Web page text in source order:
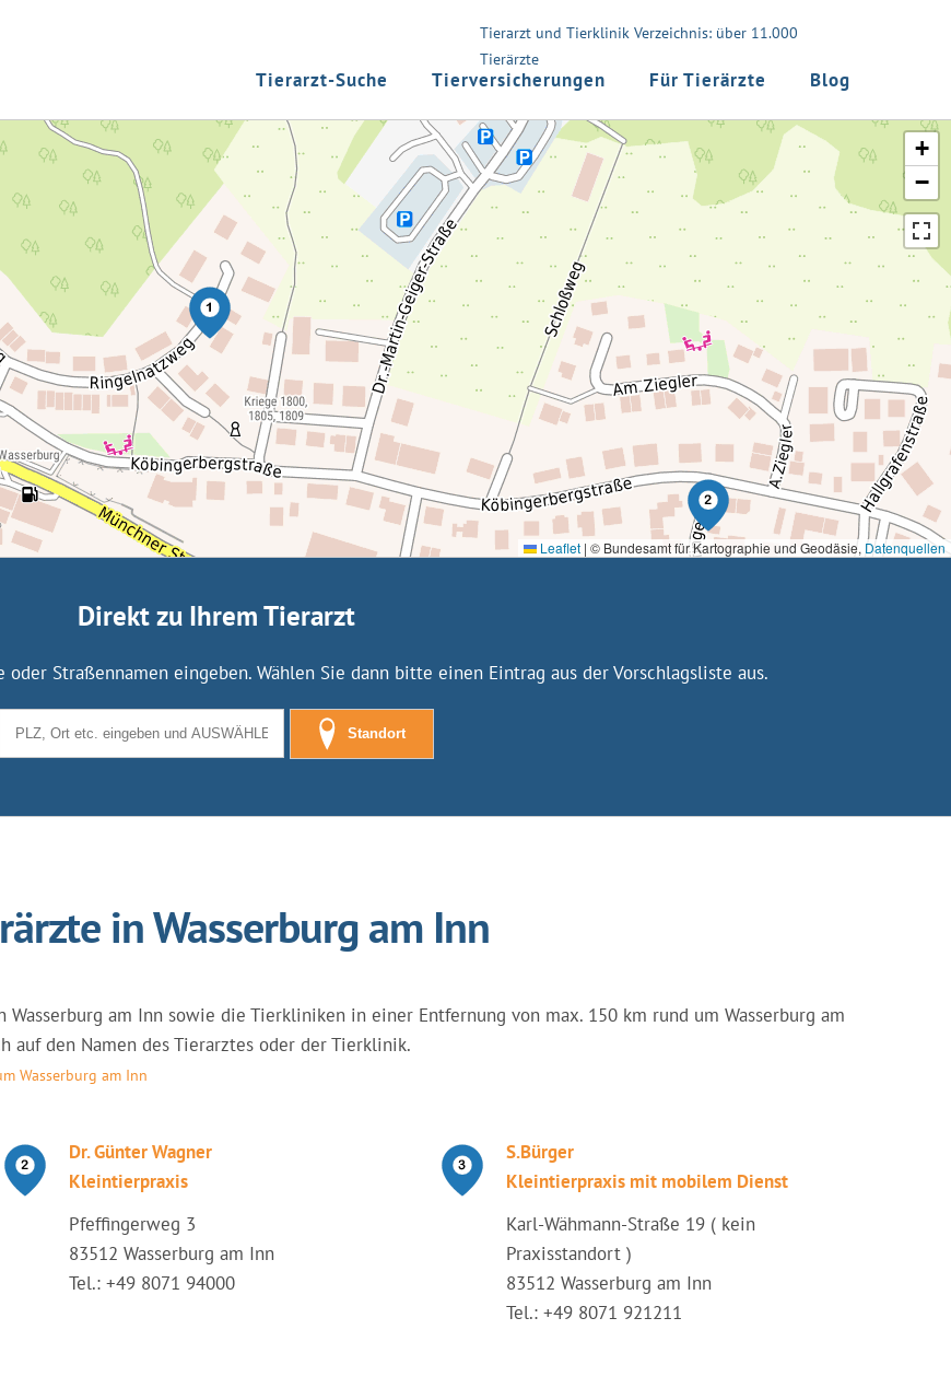
Tierarzt und Tierklinik Verzeichnis: über 11.000
Tierärzte
Tierarzt-Suche Tierversicherungen Für Tierärzte Blog
+
−
Leaflet | © Bundesamt für Kartographie und Geodäsie, Datenquellen
Direkt zu Ihrem Tierarzt
Straßennamen eingeben. Wählen Sie dann bitte einen Eintrag aus der Vorschlagsliste aus.
Standort
in Wasserburg am Inn
am Inn sowie die Tierkliniken in einer Entfernung von max. 150 km rund um Wasserburg am
den Namen des Tierarztes oder der Tierklinik.
Wasserburg am Inn
Dr. Günter Wagner
Kleintierpraxis
Pfeffingerweg 3
83512 Wasserburg am Inn
Tel.: +49 8071 94000
S.Bürger
Kleintierpraxis mit mobilem Dienst
Karl-Wähmann-Straße 19 ( kein
Praxisstandort )
83512 Wasserburg am Inn
Tel.: +49 8071 921211